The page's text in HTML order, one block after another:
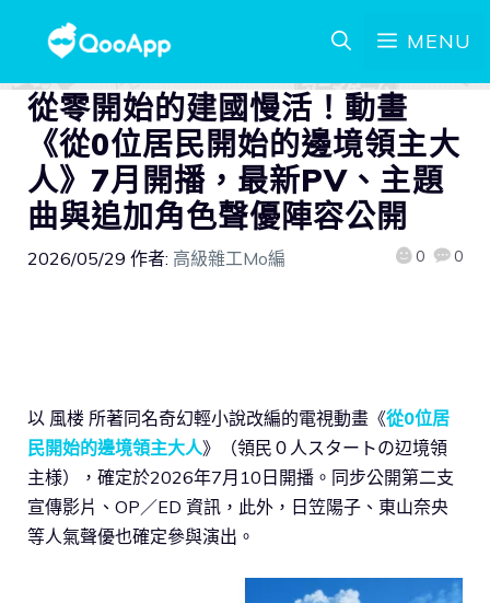
MENU
從零開始的建國慢活！動畫
《從0位居民開始的邊境領主大
人》7月開播，最新PV、主題
曲與追加角色聲優陣容公開
2026/05/29 作者: 高級雜工Mo編 0 0
以 風楼 所著同名奇幻輕小說改編的電視動畫《從0位居
民開始的邊境領主大人》（領民０人スタートの辺境領
主様），確定於2026年7月10日開播。同步公開第二支
宣傳影片、OP／ED 資訊，此外，日笠陽子、東山奈央
等人氣聲優也確定參與演出。